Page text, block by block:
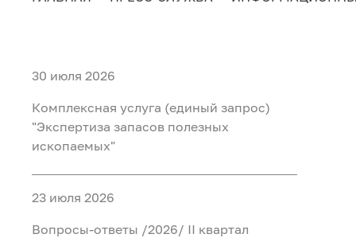
30 июля 2026
Комплексная услуга (единый запрос)
"Экспертиза запасов полезных
ископаемых"
23 июля 2026
Вопросы-ответы /2026/ II квартал